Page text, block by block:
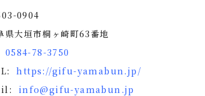
0904
県大垣市桐ヶ崎町63番地
0584-78-3750
https://gifu-yamabun.jp/
info@gifu-yamabun.jp